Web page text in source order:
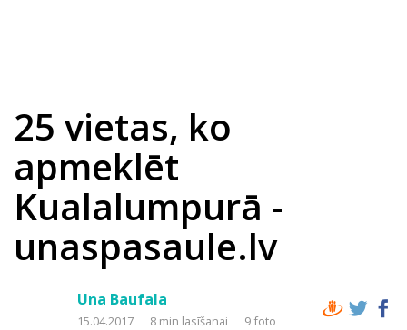
25 vietas, ko
apmeklēt
Kualalumpurā -
unaspasaule.lv
Una Baufala
15.04.2017 8 min lasīšanai 9 foto